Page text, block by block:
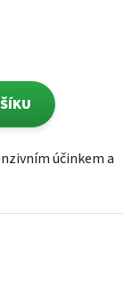
účinkem a